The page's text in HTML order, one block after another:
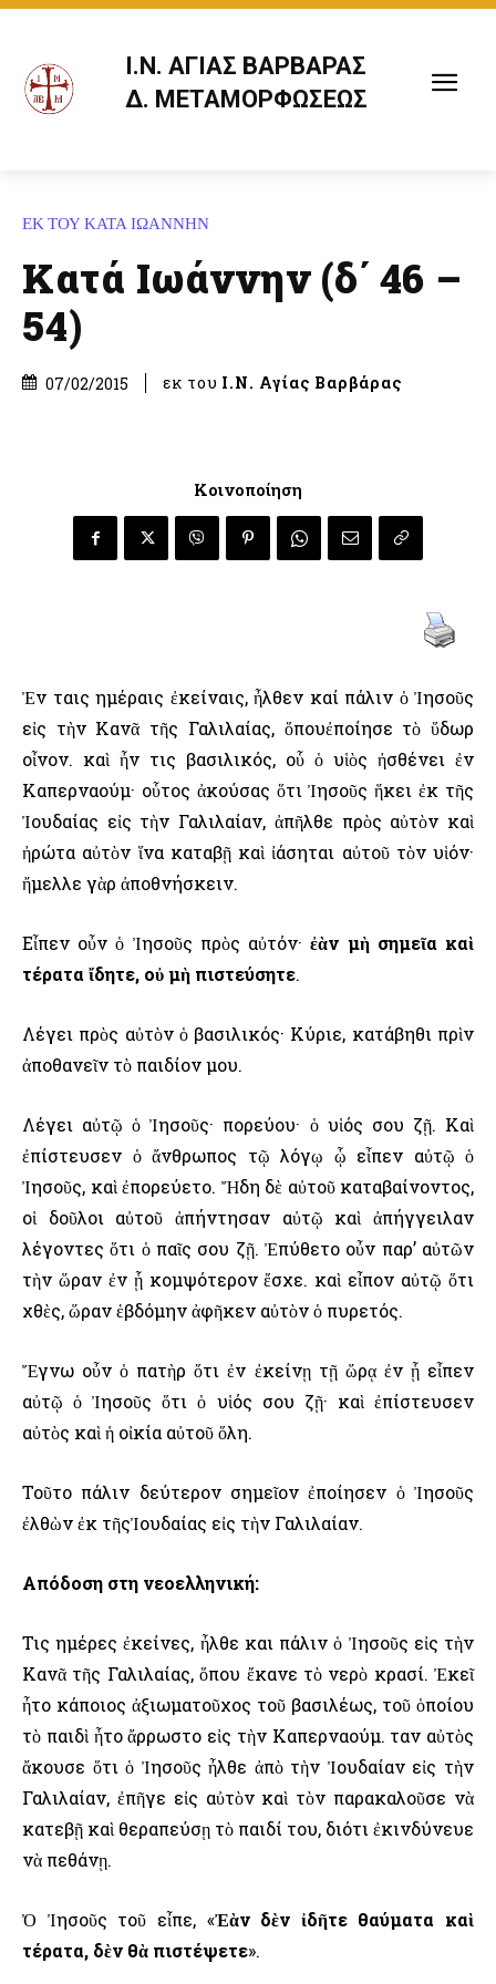
Ι.Ν. ΑΓΙΑΣ ΒΑΡΒΑΡΑΣ
Δ. ΜΕΤΑΜΟΡΦΩΣΕΩΣ
ΕΚ ΤΟΥ ΚΑΤΑ ΙΩΑΝΝΗΝ
Κατά Ιωάννην (δ΄ 46 –
54)
07/02/2015 εκ του Ι.Ν. Αγίας Βαρβάρας
Κοινοποίηση
Ἐν ταις ημέραις ἐκείναις, ἦλθεν καί πάλιν ὁ Ἰησοῦς
εἰς τὴν Κανᾶ τῆς Γαλιλαίας, ὅπουἐποίησε τὸ ὕδωρ
οἶνον. καὶ ἦν τις βασιλικός, οὗ ὁ υἱὸς ἠσθένει ἐν
Καπερναούμ· οὗτος ἀκούσας ὅτι Ἰησοῦς ἥκει ἐκ τῆς
Ἰουδαίας εἰς τὴν Γαλιλαίαν, ἀπῆλθε πρὸς αὐτὸν καὶ
ἠρώτα αὐτὸν ἵνα καταβῇ καὶ ἰάσηται αὐτοῦ τὸν υἱόν·
ἤμελλε γὰρ ἀποθνήσκειν.
Εἶπεν οὖν ὁ Ἰησοῦς πρὸς αὐτόν·ἐὰν μὴ σημεῖα καὶ
τέρατα ἴδητε, οὐ μὴ πιστεύσητε.
Λέγει πρὸς αὐτὸν ὁ βασιλικός· Κύριε, κατάβηθι πρὶν
ἀποθανεῖν τὸ παιδίον μου.
Λέγει αὐτῷ ὁ Ἰησοῦς· πορεύου· ὁ υἱός σου ζῇ. Καὶ
ἐπίστευσεν ὁ ἄνθρωπος τῷ λόγῳ ᾧ εἶπεν αὐτῷ ὁ
Ἰησοῦς, καὶ ἐπορεύετο. Ἤδη δὲ αὐτοῦ καταβαίνοντος,
οἱ δοῦλοι αὐτοῦ ἀπήντησαν αὐτῷ καὶ ἀπήγγειλαν
λέγοντες ὅτι ὁ παῖς σου ζῇ. Ἐπύθετο οὖν παρ’ αὐτῶν
τὴν ὥραν ἐν ᾗ κομψότερον ἔσχε. καὶ εἶπον αὐτῷ ὅτι
χθὲς, ὥραν ἑβδόμην ἀφῆκεν αὐτὸν ὁ πυρετός.
Ἔγνω οὖν ὁ πατὴρ ὅτι ἐν ἐκείνῃ τῇ ὥρᾳ ἐν ᾗ εἶπεν
αὐτῷ ὁ Ἰησοῦς ὅτι ὁ υἱός σου ζῇ· καὶ ἐπίστευσεν
αὐτὸς καὶ ἡ οἰκία αὐτοῦ ὅλη.
Τοῦτο πάλιν δεύτερον σημεῖον ἐποίησεν ὁ Ἰησοῦς
ἐλθὼν ἐκ τῆςἸουδαίας εἰς τὴν Γαλιλαίαν.
Απόδοση στη νεοελληνική:
Τις ημέρες ἐκείνες, ἦλθε και πάλιν ὁ Ἰησοῦς εἰς τὴν
Κανᾶ τῆς Γαλιλαίας, ὅπου ἔκανε τὸ νερὸ κρασί. Ἐκεῖ
ἦτο κάποιος ἀξιωματοῦχος τοῦ βασιλέως, τοῦ ὁποίου
τὸ παιδὶ ἦτο ἄρρωστο εἰς τὴν Καπερναούμ. Ὅταν αὐτὸς
ἄκουσε ὅτι ὁ Ἰησοῦς ἦλθε ἀπὸ τὴν Ἰουδαίαν εἰς τὴν
Γαλιλαίαν, ἐπῆγε εἰς αὐτὸν καὶ τὸν παρακαλοῦσε νὰ
κατεβῇ καὶ θεραπεύσῃ τὸ παιδί του, διότι ἐκινδύνευε
νὰ πεθάνῃ.
Ὀ Ἰησοῦς τοῦ εἶπε, «Ἐὰν δὲν ἰδῆτε θαύματα καὶ
τέρατα, δὲν θὰ πιστέψετε».